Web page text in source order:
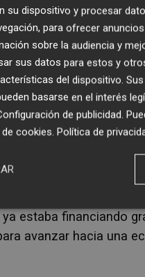
ahorra entre 5 y 7
irreparables" que
en vídeo en el
millones de euros
"en los próximos
estaba financiando
avanzar hacia una
su dispositivo y procesar
para ofrecer
sobre la audiencia y
sus datos para estos y
del dispositivo.
basarse en el interés
de publicidad.
cookies. Política de